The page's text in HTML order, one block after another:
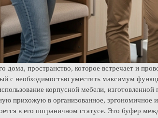
пространство, которое встречает и
с необходимостью уместить максимум
корпусной мебели,
прихожую в организованное, эргономичное и
в его пограничном статусе. Это буфер